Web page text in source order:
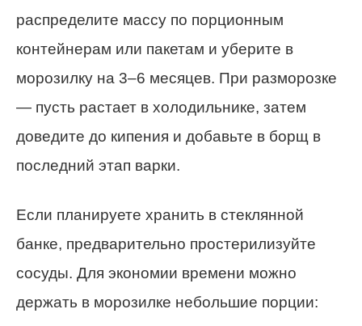
распределите массу по порционным
контейнерам или пакетам и уберите в
морозилку на 3–6 месяцев. При разморозке
— пусть растает в холодильнике, затем
доведите до кипения и добавьте в борщ в
последний этап варки.
Если планируете хранить в стеклянной
банке, предварительно простерилизуйте
сосуды. Для экономии времени можно
держать в морозилке небольшие порции: